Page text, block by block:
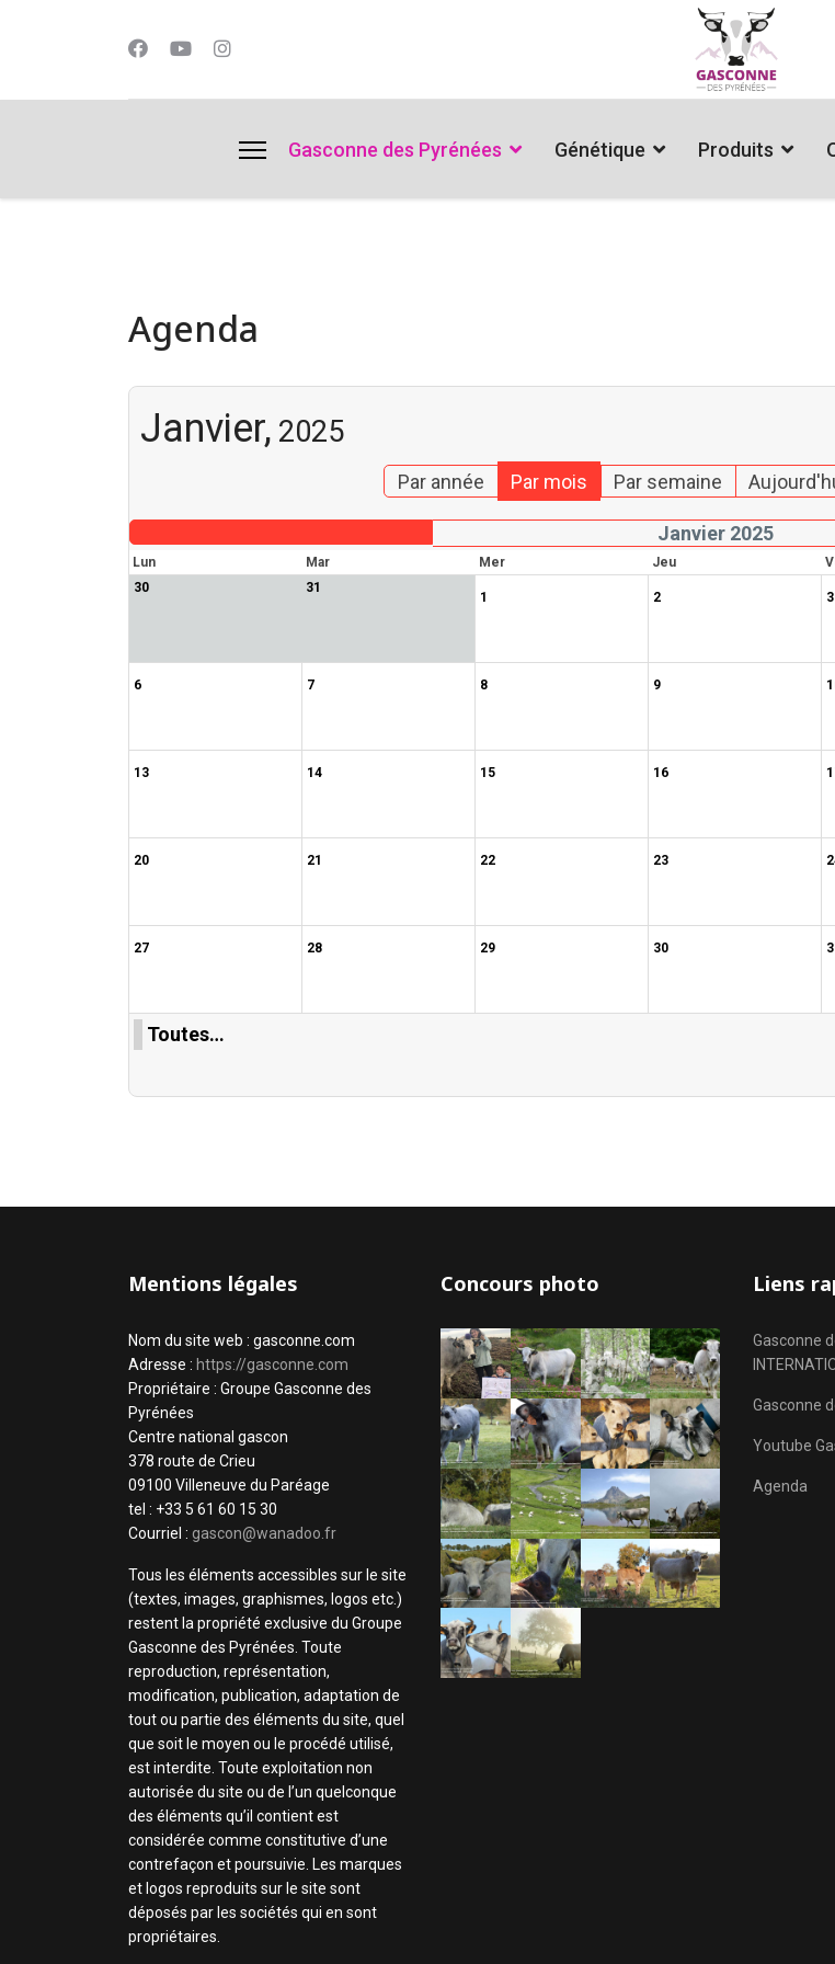
Gasconne des Pyrénées Génétique Produits
Agenda
Janvier, 2025
Par année Par mois Par semaine
Janvier 2025
Lun
Mar Mer Jeu
30
31
1 2 3
6 7 8 9
13 14 15 16
20 21 22 23
27 28 29 30
Toutes…
Mentions légales
Nom du site web : gasconne.com
Adresse : https://gasconne.com
Propriétaire : Groupe Gasconne des
Pyrénées
Centre national gascon
378 route de Crieu
09100 Villeneuve du Paréage
tel : +33 5 61 60 15 30
Courriel : gascon@wanadoo.fr
Tous les éléments accessibles sur le site
(textes, images, graphismes, logos etc.)
restent la propriété exclusive du Groupe
Gasconne des Pyrénées. Toute
reproduction, représentation,
modification, publication, adaptation de
tout ou partie des éléments du site, quel
que soit le moyen ou le procédé utilisé,
est interdite. Toute exploitation non
autorisée du site ou de l’un quelconque
des éléments qu’il contient est
considérée comme constitutive d’une
contrefaçon et poursuivie. Les marques
et logos reproduits sur le site sont
déposés par les sociétés qui en sont
propriétaires.
Concours photo Liens
Gasconne
Gasconne
Youtube
Agenda